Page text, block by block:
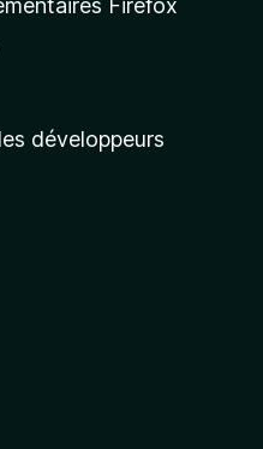
Firefox
développeurs